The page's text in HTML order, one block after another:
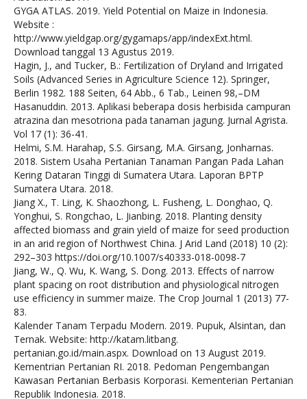
GYGA ATLAS. 2019. Yield Potential on Maize in Indonesia.
Website :
http://www.yieldgap.org/gygamaps/app/indexExt.html.
Download tanggal 13 Agustus 2019.
Hagin, J., and Tucker, B.: Fertilization of Dryland and Irrigated
Soils (Advanced Series in Agriculture Science 12). Springer,
Berlin 1982. 188 Seiten, 64 Abb., 6 Tab., Leinen 98,–DM
Hasanuddin. 2013. Aplikasi beberapa dosis herbisida campuran
atrazina dan mesotriona pada tanaman jagung. Jurnal Agrista.
Vol 17 (1): 36-41.
Helmi, S.M. Harahap, S.S. Girsang, M.A. Girsang, Jonharnas.
2018. Sistem Usaha Pertanian Tanaman Pangan Pada Lahan
Kering Dataran Tinggi di Sumatera Utara. Laporan BPTP
Sumatera Utara. 2018.
Jiang X., T. Ling, K. Shaozhong, L. Fusheng, L. Donghao, Q.
Yonghui, S. Rongchao, L. Jianbing. 2018. Planting density
affected biomass and grain yield of maize for seed production
in an arid region of Northwest China. J Arid Land (2018) 10 (2):
292–303 https://doi.org/10.1007/s40333-018-0098-7
Jiang, W., Q. Wu, K. Wang, S. Dong. 2013. Effects of narrow
plant spacing on root distribution and physiological nitrogen
use efficiency in summer maize. The Crop Journal 1 (2013) 77-
83.
Kalender Tanam Terpadu Modern. 2019. Pupuk, Alsintan, dan
Ternak. Website: http://katam.litbang.
pertanian.go.id/main.aspx. Download on 13 August 2019.
Kementrian Pertanian RI. 2018. Pedoman Pengembangan
Kawasan Pertanian Berbasis Korporasi. Kementerian Pertanian
Republik Indonesia. 2018.